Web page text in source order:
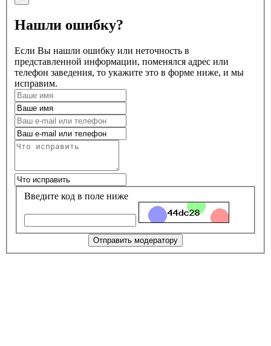
Нашли ошибку?
Если Вы нашли ошибку или неточность в
представленной информации, поменялся адрес или
телефон заведения, то укажите это в форме ниже, и мы
исправим.
Введите код в поле ниже
Отправить модератору